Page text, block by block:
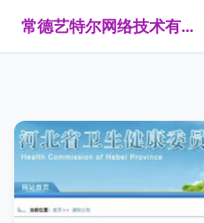
常德艺特尔网络技术有限公司